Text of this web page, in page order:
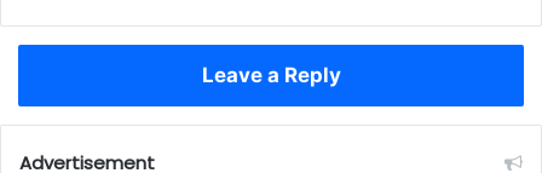
Leave a Reply
Advertisement